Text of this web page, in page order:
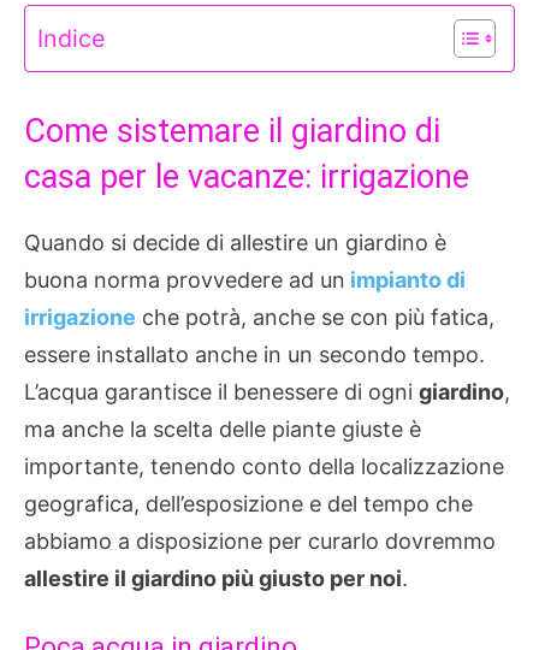
Indice
Come sistemare il giardino di
casa per le vacanze: irrigazione
Quando si decide di allestire un giardino è
buona norma provvedere ad un impianto di
irrigazione che potrà, anche se con più fatica,
essere installato anche in un secondo tempo.
L’acqua garantisce il benessere di ogni giardino,
ma anche la scelta delle piante giuste è
importante, tenendo conto della localizzazione
geografica, dell’esposizione e del tempo che
abbiamo a disposizione per curarlo dovremmo
allestire il giardino più giusto per noi.